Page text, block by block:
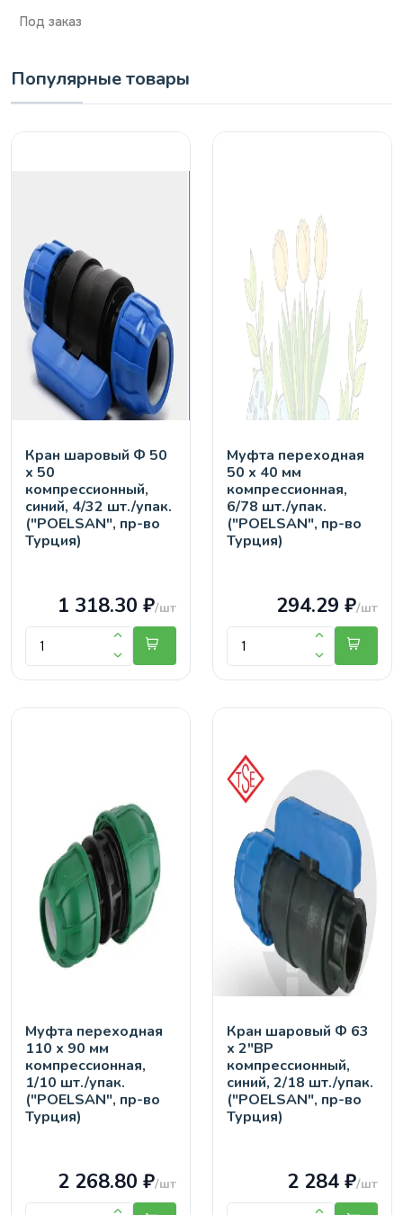
Под заказ
Популярные товары
Кран шaровый Ф 50
х 50
компрессионный,
синий, 4/32 шт./упак.
("POELSAN", пр-во
Турция)
1 318.30 ₽/шт
Муфта переходная
50 х 40 мм
компрессионная,
6/78 шт./упак.
("POELSAN", пр-во
Турция)
294.29 ₽/шт
Муфта переходная
110 х 90 мм
компрессионная,
1/10 шт./упак.
("POELSAN", пр-во
Турция)
2 268.80 ₽/шт
Кран шaровый Ф 63
х 2"ВР
компрессионный,
синий, 2/18 шт./упак.
("POELSAN", пр-во
Турция)
2 284 ₽/шт